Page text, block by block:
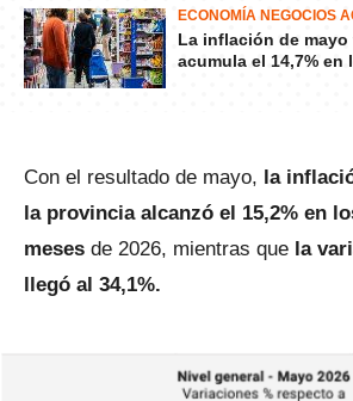
ECONOMÍA NEGOCIOS
La inflación de mayo
acumula el 14,7% en
Con el resultado de mayo, la
la provincia alcanzó el 15,2% en
meses de 2026, mientras que la
llegó al 34,1%.